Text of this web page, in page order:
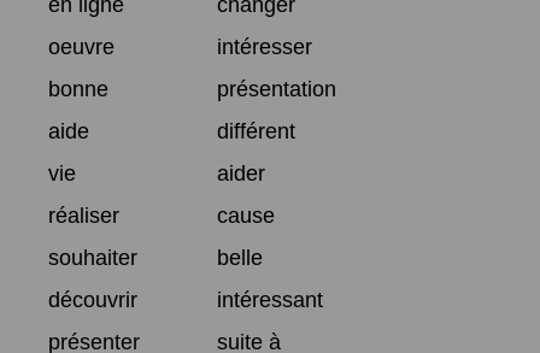
oeuvre
intéresser
bonne
présentation
aide
différent
vie
aider
réaliser
cause
souhaiter
belle
découvrir
intéressant
présenter
suite à